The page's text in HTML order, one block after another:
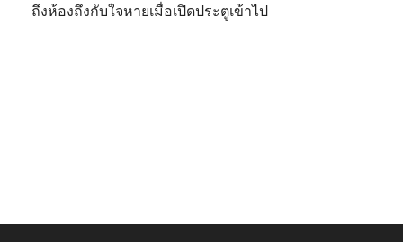
ถึงห้องถึงกับใจหายเมื่อเปิดประตูเข้าไป